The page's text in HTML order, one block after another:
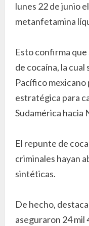
lunes 22 de junio
metanfetamina
Esto confirma
de cocaína, la
Pacífico mexicano
estratégica para
Sudamérica hacia
El repunte de
criminales hayan
sintéticas.
De hecho,
aseguraron 24